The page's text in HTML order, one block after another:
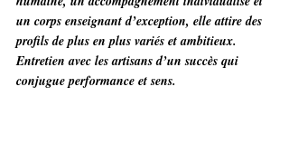
un corps enseignant d’exception, elle attire des
profils de plus en plus variés et ambitieux.
Entretien avec les artisans d’un succès qui
conjugue performance et sens.